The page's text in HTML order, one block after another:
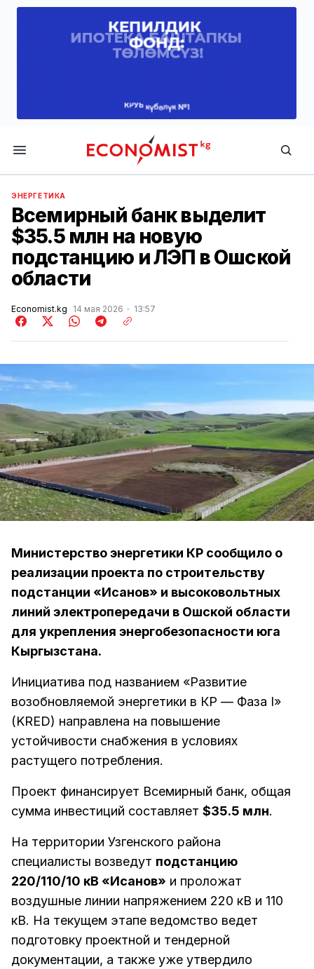
Economist.kg
ЭНЕРГЕТИКА
Всемирный банк выделит
$35.5 млн на новую
подстанцию и ЛЭП в Ошской
области
Economist.kg 14 мая 2026 13:57
Министерство энергетики КР сообщило о
реализации проекта по строительству
подстанции «Исанов» и высоковольтных
линий электропередачи в Ошской области
для укрепления энергобезопасности юга
Кыргызстана.
Инициатива под названием «Развитие
возобновляемой энергетики в КР — Фаза I»
(KRED) направлена на повышение
устойчивости снабжения в условиях
растущего потребления.
Проект финансирует Всемирный банк, общая
сумма инвестиций составляет $35.5 млн.
На территории Узгенского района
специалисты возведут подстанцию
220/110/10 кВ «Исанов» и проложат
воздушные линии напряжением 220 кВ и 110
кВ. На текущем этапе ведомство ведет
подготовку проектной и тендерной
документации, а также уже утвердило